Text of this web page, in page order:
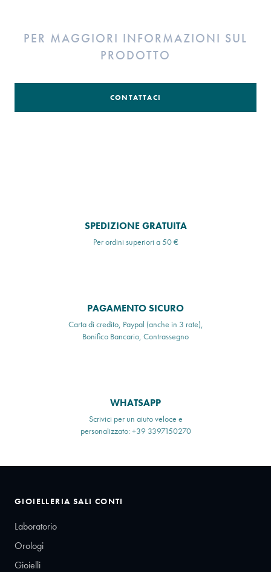
PER MAGGIORI INFORMAZIONI SUL
PRODOTTO
CONTATTACI
SPEDIZIONE GRATUITA
Per ordini superiori a 50 €
PAGAMENTO SICURO
Carta di credito, Paypal (anche in 3 rate),
Bonifico Bancario, Contrassegno
WHATSAPP
Scrivici per un aiuto veloce e
personalizzato: +39 3397150270
GIOIELLERIA SALI CONTI
Laboratorio
Orologi
Gioielli